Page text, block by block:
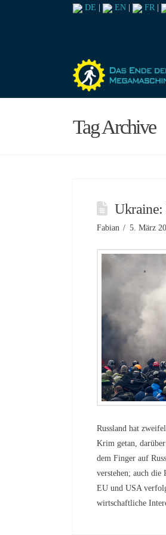
DE EN FR
Tag Archive
Ukraine:
Fabian 5. März
Russland hat
Krim getan,
dem Finger auf
verstehen; auch die
EU und USA
wirtschaftliche